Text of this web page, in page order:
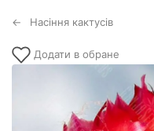
Насіння кактусів
Додати в обране